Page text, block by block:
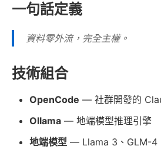
一句話定義
資料零外流，完全主權。
技術組合
OpenCode — 社群開發的
Ollama — 地端模型推理引擎
地端模型 — Llama 3、GLM-4